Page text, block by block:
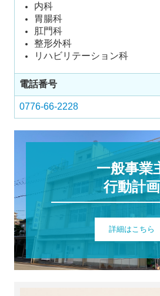
内科
胃腸科
肛門科
整形外科
リハビリテーション科
電話番号
0776-66-2228
一般事業
行動計画
詳細はこちら